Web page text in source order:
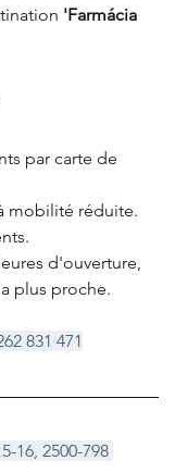
'Farmácia
par carte de
mobilité réduite.
.
d'ouverture,
plus proche.
831 471
16, 2500-798